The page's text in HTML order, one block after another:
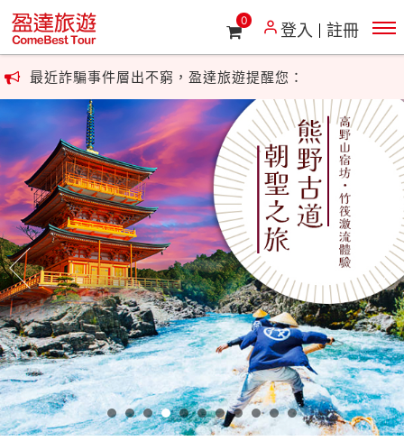
0
登入 註冊
最近詐騙事件層出不窮，盈達旅遊提醒您：
若接獲假冒盈達旅遊或其他旅遊廠商的來電，尤其涉及帳號或
匯款指示，請勿理會，
並立即向警政相關單位反映。盈達旅遊關心您的安全。
最近詐騙事件層出不窮，盈達旅遊提醒您：
若接獲假冒盈達旅遊或其他旅遊廠商的來電，尤其涉及帳號或
匯款指示，請勿理會，
並立即向警政相關單位反映。盈達旅遊關心您的安全。
往前 往